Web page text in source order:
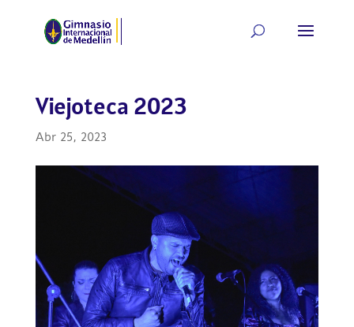
Viejoteca 2023
Abr 25, 2023